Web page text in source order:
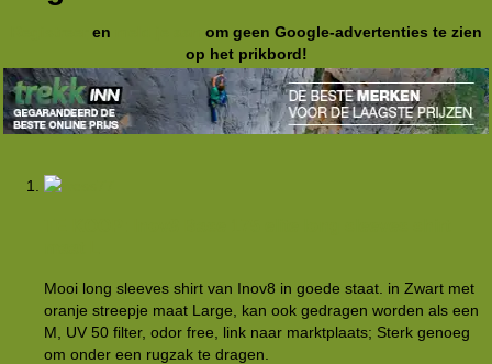
en
om geen Google-advertenties te zien
op het prikbord!
Mooi long sleeves shirt van Inov8 in goede staat. in Zwart met
oranje streepje maat Large, kan ook gedragen worden als een
M, UV 50 filter, odor free, link naar marktplaats; Sterk genoeg
om onder een rugzak te dragen.